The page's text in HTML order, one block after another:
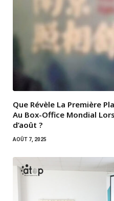
Que Révèle La Première
Au Box-Office Mondial
d’août ?
AOÛT 7, 2025